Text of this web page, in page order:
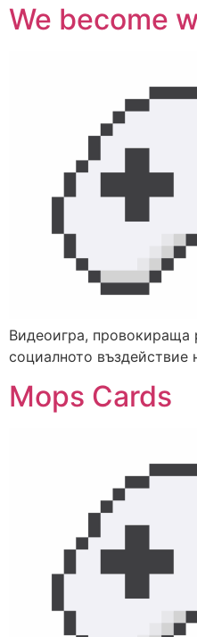
We become
Видеоигра, провокираща
социалното въздействие
Mops Cards